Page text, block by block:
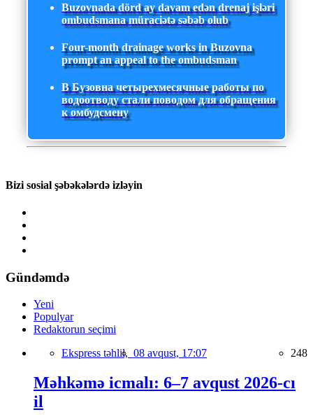
Buzovnada dörd ay davam edən drenaj işləri
ombudsmana müraciətə səbəb olub
Four-month drainage works in Buzovna
prompt an appeal to the ombudsman
В Бузовна четырехмесячные работы по
водоотводу стали поводом для обращения
к омбудсмену
Bizi sosial şəbəkələrdə izləyin
Gündəmdə
Yeni
Populyar
Redaktorun seçimi
Ekspress təhlil, 08 avqust, 17:07 248
Məhkəmə icmalı: 6–7 avqust 2026-cı
il